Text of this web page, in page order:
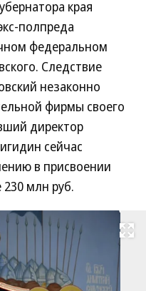
края
полпреда
федеральном
Следствие
незаконно
фирмы своего
директор
сейчас
в присвоении
млн руб.
Развернуть